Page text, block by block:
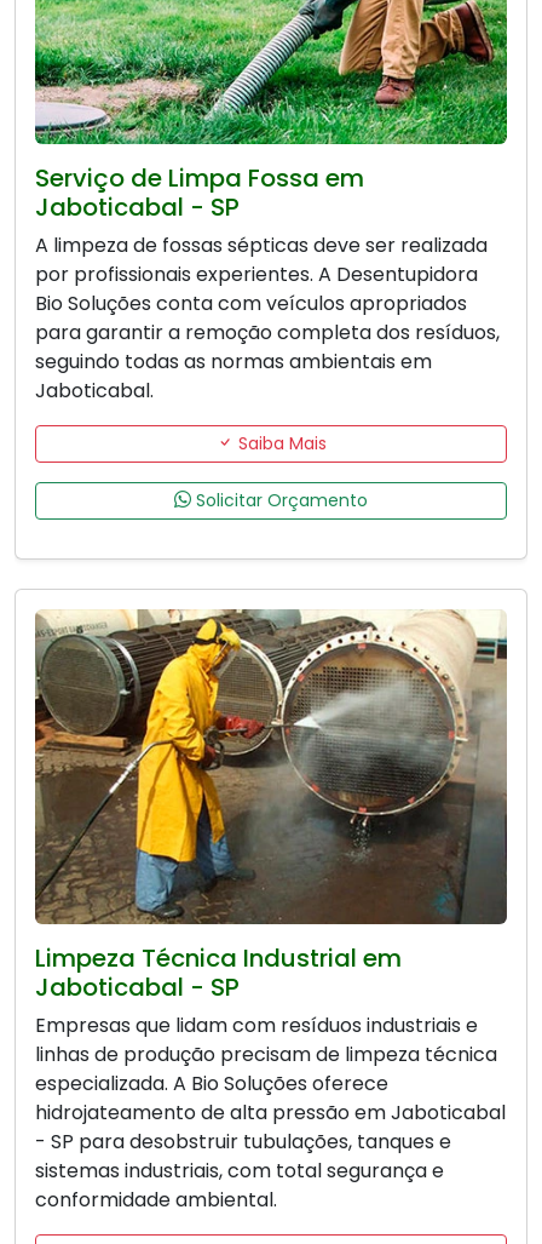
Serviço de Limpa Fossa em
Jaboticabal - SP
A limpeza de fossas sépticas deve ser realizada
por profissionais experientes. A Desentupidora
Bio Soluções conta com veículos apropriados
para garantir a remoção completa dos resíduos,
seguindo todas as normas ambientais em
Jaboticabal.
Saiba Mais
Solicitar Orçamento
Limpeza Técnica Industrial em
Jaboticabal - SP
Empresas que lidam com resíduos industriais e
linhas de produção precisam de limpeza técnica
especializada. A Bio Soluções oferece
hidrojateamento de alta pressão em Jaboticabal
- SP para desobstruir tubulações, tanques e
sistemas industriais, com total segurança e
conformidade ambiental.